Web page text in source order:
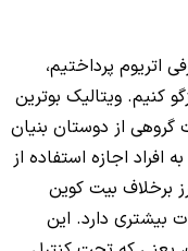
اتریوم پرداختیم،
کنیم. ویتالیک بوترین
مشورت گروهی از دوستان بنیان
افراد اجازه استفاده از
برخلاف بیت کوین
بیشتری دارد. این